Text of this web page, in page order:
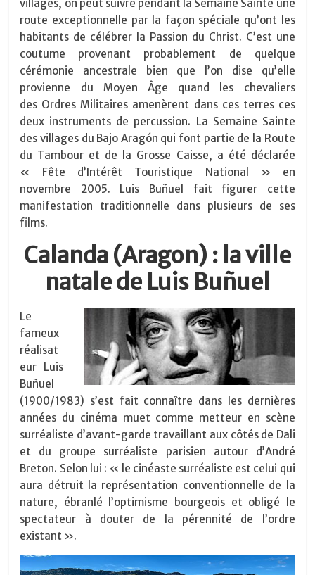
villages, on peut suivre pendant la Semaine Sainte une
route exceptionnelle par la façon spéciale qu’ont les
habitants de célébrer la Passion du Christ. C’est une
coutume provenant probablement de quelque
cérémonie ancestrale bien que l’on dise qu’elle
provienne du Moyen Âge quand les chevaliers
des Ordres Militaires amenèrent dans ces terres ces
deux instruments de percussion. La Semaine Sainte
des villages du Bajo Aragón qui font partie de la Route
du Tambour et de la Grosse Caisse, a été déclarée
« Fête d’Intérêt Touristique National » en
novembre 2005. Luis Buñuel fait figurer cette
manifestation traditionnelle dans plusieurs de ses
films.
Calanda (Aragon) : la ville
natale de Luis Buñuel
Le
fameux
réalisat
eur Luis
Buñuel
(1900/1983) s’est fait connaître dans les dernières
années du cinéma muet comme metteur en scène
surréaliste d’avant-garde travaillant aux côtés de Dali
et du groupe surréaliste parisien autour d’André
Breton. Selon lui : « le cinéaste surréaliste est celui qui
aura détruit la représentation conventionnelle de la
nature, ébranlé l’optimisme bourgeois et obligé le
spectateur à douter de la pérennité de l’ordre
existant ».